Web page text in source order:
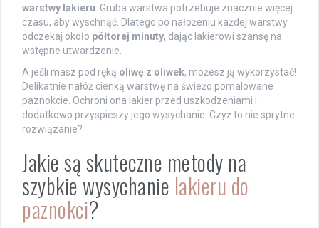
warstwy lakieru . Gruba warstwa potrzebuje znacznie więcej
czasu, aby wyschnąć. Dlatego po nałożeniu każdej warstwy
odczekaj około półtorej minuty, dając lakierowi szansę na
wstępne utwardzenie.
A jeśli masz pod ręką oliwę z oliwek, możesz ją wykorzystać!
Delikatnie nałóż cienką warstwę na świeżo pomalowane
paznokcie. Ochroni ona lakier przed uszkodzeniami i
dodatkowo przyspieszy jego wysychanie. Czyż to nie sprytne
rozwiązanie?
Jakie są skuteczne metody na
szybkie wysychanie lakieru do
paznokci?